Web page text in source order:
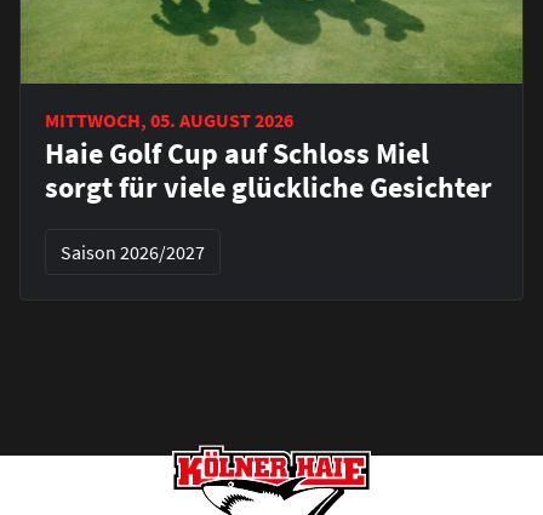
MITTWOCH, 05. AUGUST 2026
Haie Golf Cup auf Schloss Miel
sorgt für viele glückliche Gesichter
Saison 2026/2027